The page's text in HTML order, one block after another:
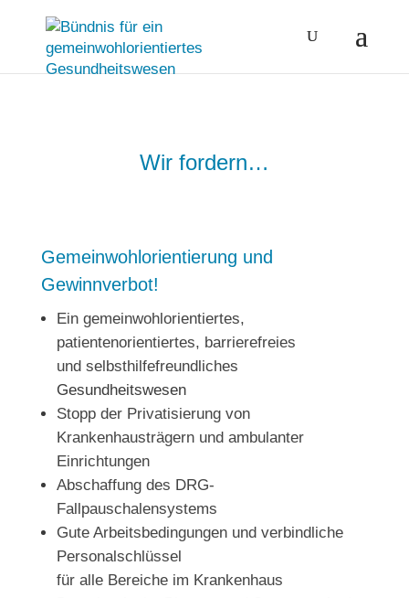
Wir fordern…
Gemeinwohlorientierung und
Gewinnverbot!
Ein gemeinwohlorientiertes,
patientenorientiertes, barrierefreies
und selbsthilfefreundliches
Gesundheitswesen
Stopp der Privatisierung von
Krankenhausträgern und ambulanter
Einrichtungen
Abschaffung des DRG-
Fallpauschalensystems
Gute Arbeitsbedingungen und verbindliche
Personalschlüssel
für alle Bereiche im Krankenhaus